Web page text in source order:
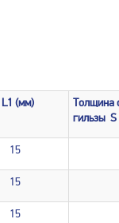
L1 (мм)
Толщина
гильзы S
15
15
15